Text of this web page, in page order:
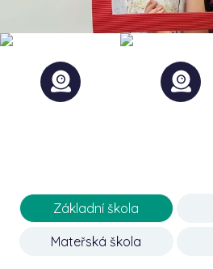
Základní škola
Mateřská škola